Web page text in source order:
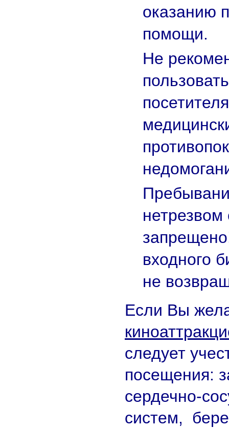
оказанию
помощи.
Не
нетрезвом
входного
не
Если Вы
следует
посещения:
сердечно-
систем,